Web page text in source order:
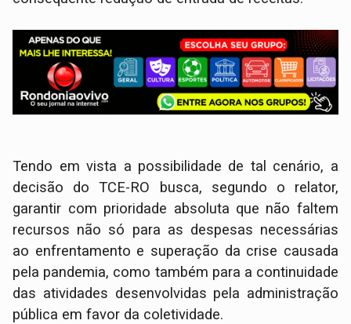
Tendo em vista a possibilidade de tal cenário, a
decisão do TCE-RO busca, segundo o relator,
garantir com prioridade absoluta que não faltem
recursos não só para as despesas necessárias
ao enfrentamento e superação da crise causada
pela pandemia, como também para a continuidade
das atividades desenvolvidas pela administração
pública em favor da coletividade.